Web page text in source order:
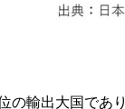
輸出大国であ